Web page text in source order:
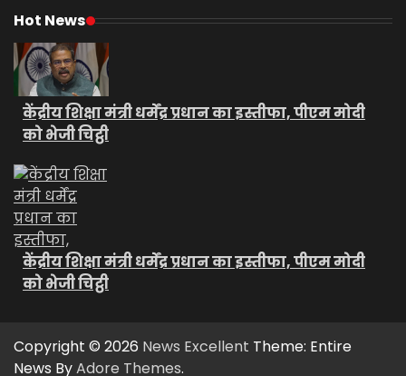
Hot News
केंद्रीय शिक्षा मंत्री धर्मेंद्र प्रधान का इस्तीफा, पीएम मोदी
को भेजी चिट्ठी
केंद्रीय शिक्षा मंत्री धर्मेंद्र प्रधान का इस्तीफा, पीएम मोदी
को भेजी चिट्ठी
Copyright © 2026 News Excellent Theme: Entire
News ByAdore Themes.